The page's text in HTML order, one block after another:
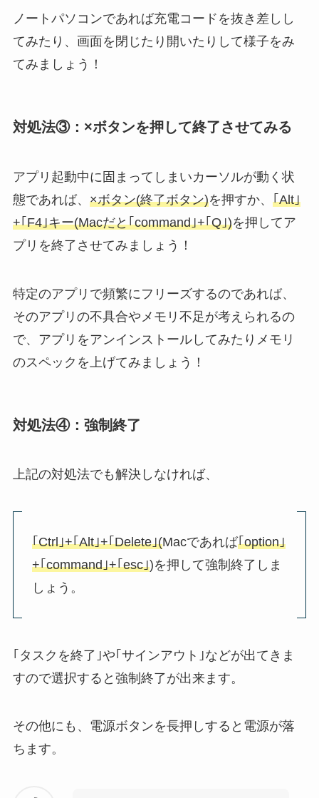
ノートパソコンであれば充電コードを抜き差し し
てみたり、 画面を閉じたり開いたり して様子をみ
てみましょう！
対処法③：×ボタンを押して終了させてみる
アプリ起動中に固まってしまいカーソルが動く状
態であれば、 ×ボタン(終了ボタン)を押すか、 ｢Alt｣
+｢F4｣キー(Macだと｢command｣+｢Q｣)を押してア
プリを終了させてみましょう！
特定のアプリで頻繁にフリーズするのであれば、
そのアプリの不具合やメモリ不足が考えられるの
で、アプリをアンインストールしてみたりメモリ
のスペックを上げてみましょう！
対処法④：強制終了
上記の対処法でも解決しなければ、
｢Ctrl｣+｢Alt｣+｢Delete｣(Macであれば｢option｣
+｢command｣+｢esc｣)を押して強制終了しま
しょう。
｢タスクを終了｣や｢サインアウト｣などが出てきま
すので選択すると強制終了が出来ます。
その他にも、電源ボタンを長押しすると電源が落
ちます。